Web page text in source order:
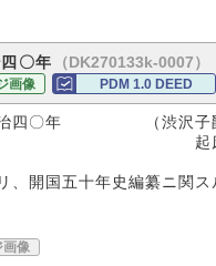
〇年
（DK270133k-0007）
画像 PDM 1.0 DEED
四〇年 （渋沢子爵
曇 寒 起床七時
、開国五十年史編纂ニ関
画像